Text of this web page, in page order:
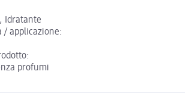
Idratante
/ applicazione:
profumi